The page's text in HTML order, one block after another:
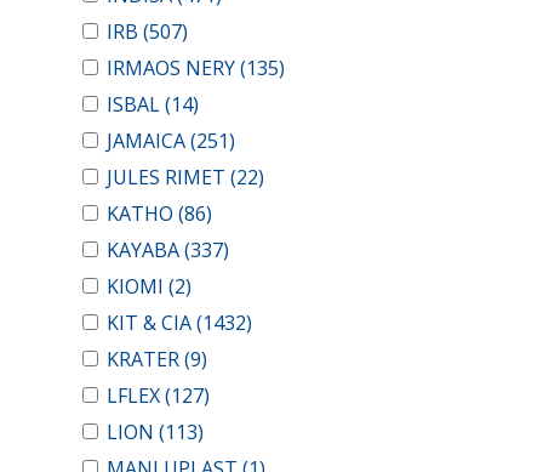
IRB (507)
IRMAOS NERY(135)
ISBAL(14)
JAMAICA(251)
JULES RIMET (22)
KATHO (86)
KAYABA(337)
KIOMI (2)
KIT & CIA(1432)
KRATER(9)
LFLEX(127)
LION (113)